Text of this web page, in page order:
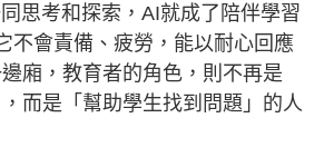
思考和探索，AI就成了陪伴學習
會責備、疲勞，能以耐心回應
廂，教育者的角色，則不再是
，而是「幫助學生找到問題」的人